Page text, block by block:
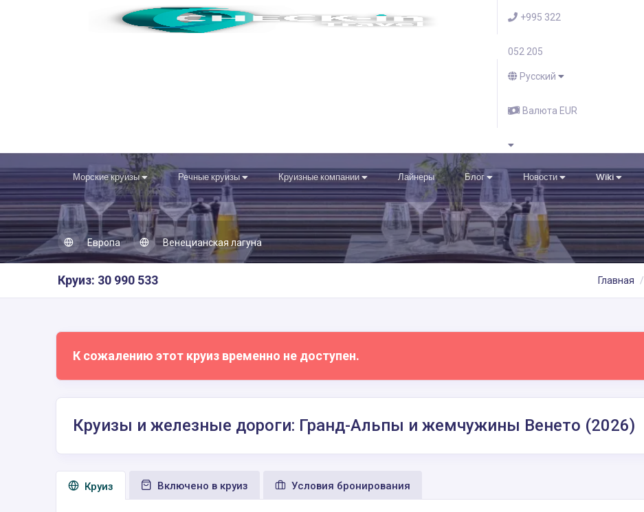
+995 322
052 205
Русский
Валюта EUR
Морские круизы Речные круизы Круизные компании Лайнеры Блог Новости Wiki
Европа Венецианская лагуна
Круиз: 30 990 533 Главная
К сожалению этот круиз временно не доступен.
Круизы и железные дороги: Гранд-Альпы и жемчужины Венето (2026)
Круиз Включено в круиз Условия бронирования